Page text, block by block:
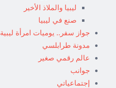
ليبيا والملاذ الأخير
صنع في ليبيا
جواز سفر.. يوميات امرأة ليبية
مدونة طرابلسي
عالم رقمي صغير
جوانب
إجتماعياتي